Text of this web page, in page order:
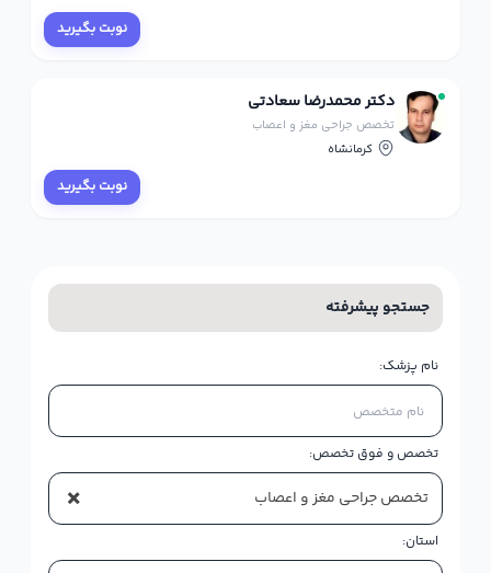
نوبت بگیرید
دکتر محمدرضا سعادتی
تخصص جراحی مغز و اعصاب
کرمانشاه
نوبت بگیرید
جستجو پیشرفته
نام پزشک:
تخصص و فوق تخصص:
× تخصص جراحی مغز و اعصاب
استان: